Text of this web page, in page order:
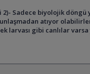
Sadece biyolojik
atıyor
larvası gibi canlılar